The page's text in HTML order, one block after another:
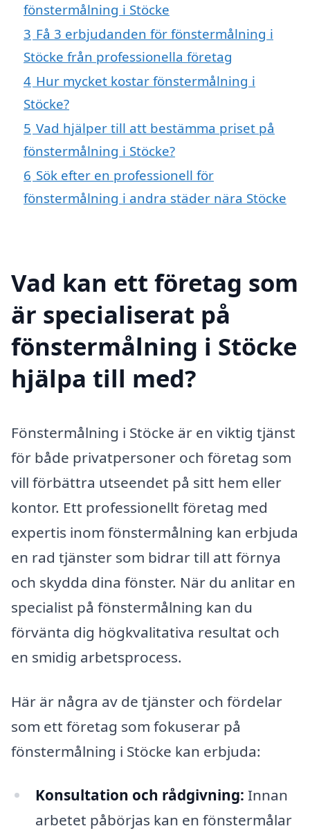
fönstermålning i Stöcke
3 Få 3 erbjudanden för fönstermålning i
Stöcke från professionella företag
4 Hur mycket kostar fönstermålning i
Stöcke?
5 Vad hjälper till att bestämma priset på
fönstermålning i Stöcke?
6 Sök efter en professionell för
fönstermålning i andra städer nära Stöcke
Vad kan ett företag som
är specialiserat på
fönstermålning i Stöcke
hjälpa till med?
Fönstermålning i Stöcke är en viktig tjänst
för både privatpersoner och företag som
vill förbättra utseendet på sitt hem eller
kontor. Ett professionellt företag med
expertis inom fönstermålning kan erbjuda
en rad tjänster som bidrar till att förnya
och skydda dina fönster. När du anlitar en
specialist på fönstermålning kan du
förvänta dig högkvalitativa resultat och
en smidig arbetsprocess.
Här är några av de tjänster och fördelar
som ett företag som fokuserar på
fönstermålning i Stöcke kan erbjuda:
Konsultation och rådgivning: Innan
arbetet påbörjas kan en fönstermålar